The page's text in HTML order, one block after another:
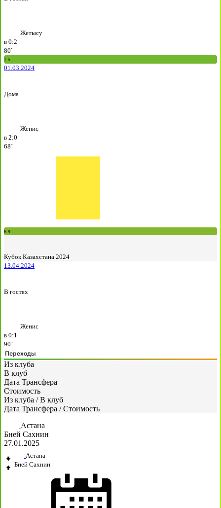
Жетысу
в 0:2
80`
7.5
01.03.2024
Дома
Женис
в 2:0
68`
6.9
Кубок Казахстана 2024
13.04.2024
В гостях
Женис
в 0:1
90`
Переходы
Из клуба
В клуб
Дата Трансфера
Стоимость
Из клуба / В клуб
Дата Трансфера / Стоимость
Астана
Бней Сахнин
27.01.2025
Астана
Бней Сахнин